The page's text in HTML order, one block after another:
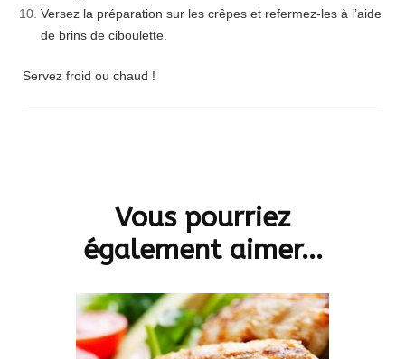
Versez la préparation sur les crêpes et refermez-les à l’aide
de brins de ciboulette.
Servez froid ou chaud !
Vous pourriez
également aimer...